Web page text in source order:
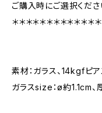
ご購入時にご選択くださ
＊＊＊＊＊＊＊＊＊＊＊＊
素材：ガラス、14kgfピ
ガラスsize：ø約1.1cm